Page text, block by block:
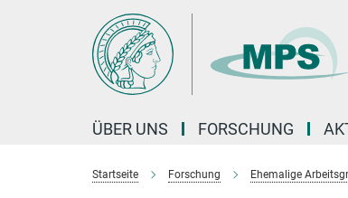
ÜBER UNS FORSCHUNG
Startseite Forschung Ehemalige